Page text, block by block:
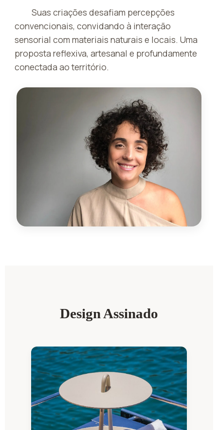
Suas criações desafiam percepções
convencionais, convidando à interação
sensorial com materiais naturais e locais. Uma
proposta reflexiva, artesanal e profundamente
conectada ao território.
Design Assinado